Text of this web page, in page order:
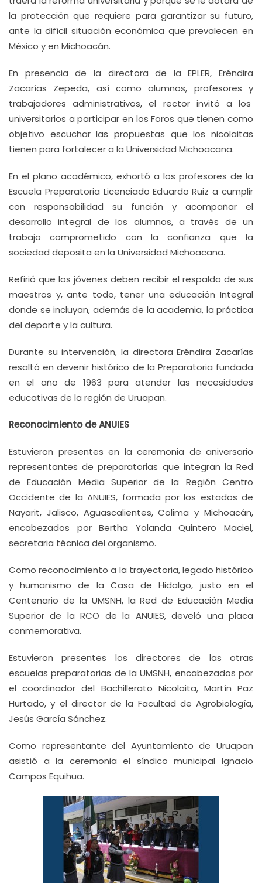
la protección que requiere para garantizar su futuro,
ante la difícil situación económica que prevalecen en
México y en Michoacán.
En presencia de la directora de la EPLER, Eréndira
Zacarías Zepeda, así como alumnos, profesores y
trabajadores administrativos, el rector invitó a los
universitarios a participar en los Foros que tienen como
objetivo escuchar las propuestas que los nicolaitas
tienen para fortalecer a la Universidad Michoacana.
En el plano académico, exhortó a los profesores de la
Escuela Preparatoria Licenciado Eduardo Ruiz a cumplir
con responsabilidad su función y acompañar el
desarrollo integral de los alumnos, a través de un
trabajo comprometido con la confianza que la
sociedad deposita en la Universidad Michoacana.
Refirió que los jóvenes deben recibir el respaldo de sus
maestros y, ante todo, tener una educación Integral
donde se incluyan, además de la academia, la práctica
del deporte y la cultura.
Durante su intervención, la directora Eréndira Zacarías
resaltó en devenir histórico de la Preparatoria fundada
en el año de 1963 para atender las necesidades
educativas de la región de Uruapan.
Reconocimiento de ANUIES
Estuvieron presentes en la ceremonia de aniversario
representantes de preparatorias que integran la Red
de Educación Media Superior de la Región Centro
Occidente de la ANUIES, formada por los estados de
Nayarit, Jalisco, Aguascalientes, Colima y Michoacán,
encabezados por Bertha Yolanda Quintero Maciel,
secretaria técnica del organismo.
Como reconocimiento a la trayectoria, legado histórico
y humanismo de la Casa de Hidalgo, justo en el
Centenario de la UMSNH, la Red de Educación Media
Superior de la RCO de la ANUIES, develó una placa
conmemorativa.
Estuvieron presentes los directores de las otras
escuelas preparatorias de la UMSNH, encabezados por
el coordinador del Bachillerato Nicolaita, Martín Paz
Hurtado, y el director de la Facultad de Agrobiología,
Jesús García Sánchez.
Como representante del Ayuntamiento de Uruapan
asistió a la ceremonia el síndico municipal Ignacio
Campos Equihua.